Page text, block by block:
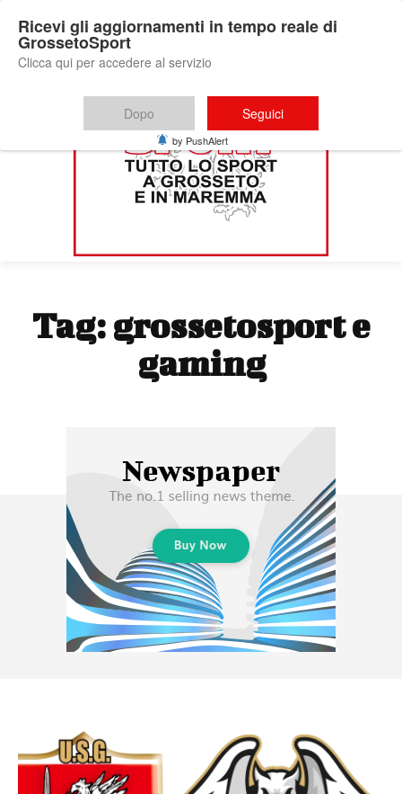
Tag: grossetosport e
gaming
Ricevi gli aggiornamenti in tempo reale di
GrossetoSport
Clicca qui per accedere al servizio
Dopo Seguici
by PushAlert